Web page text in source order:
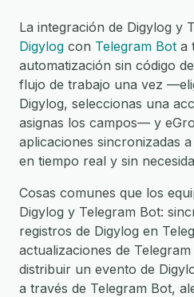
La integración de Digylog y
Digylog con Telegram Bot a
automatización sin código
flujo de trabajo una vez
Digylog, seleccionas una
asignas los campos— y
aplicaciones sincronizadas
en tiempo real y sin
Cosas comunes que los
Digylog y Telegram Bot:
registros de Digylog en
actualizaciones de
distribuir un evento de
a través de Telegram Bot,